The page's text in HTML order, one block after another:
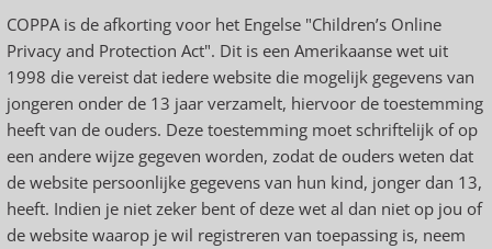
COPPA is de afkorting voor het Engelse "Children’s Online
Privacy and Protection Act". Dit is een Amerikaanse wet uit
1998 die vereist dat iedere website die mogelijk gegevens van
jongeren onder de 13 jaar verzamelt, hiervoor de toestemming
heeft van de ouders. Deze toestemming moet schriftelijk of op
een andere wijze gegeven worden, zodat de ouders weten dat
de website persoonlijke gegevens van hun kind, jonger dan 13,
heeft. Indien je niet zeker bent of deze wet al dan niet op jou of
de website waarop je wil registreren van toepassing is, neem